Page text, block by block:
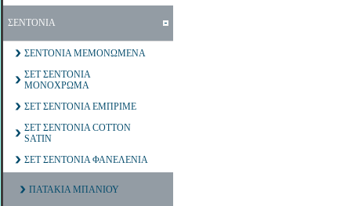
ΣΕΝΤΟΝΙΑ
ΣΕΝΤΟΝΙΑ ΜΕΜΟΝΩΜΕΝΑ
ΣΕΤ ΣΕΝΤΟΝΙΑ
ΜΟΝΟΧΡΩΜΑ
ΣΕΤ ΣΕΝΤΟΝΙΑ ΕΜΠΡΙΜΕ
ΣΕΤ ΣΕΝΤΟΝΙΑ COTTON
SATIN
ΣΕΤ ΣΕΝΤΟΝΙΑ ΦΑΝΕΛΕΝΙΑ
ΠΑΤΑΚΙΑ ΜΠΑΝΙΟΥ